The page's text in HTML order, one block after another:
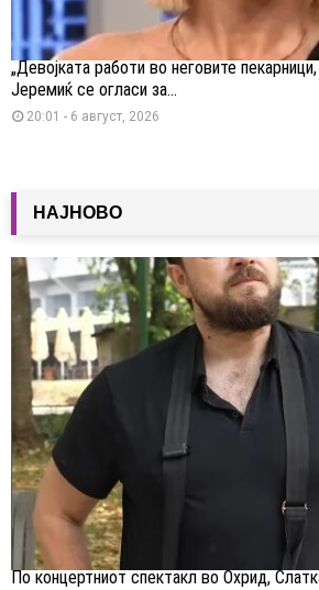
„Девојката работи во неговите
Јеремиќ се огласи за...
20:01 - 6 август, 2026
НАЈНОВО
По концертниот спектакл во Охрид,